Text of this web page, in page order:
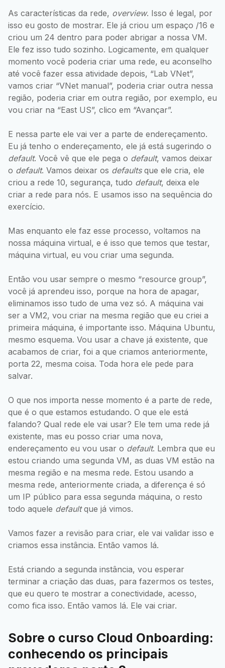
As características da rede, overview. Isso é legal, por
isso eu gosto de mostrar. Ele já criou um espaço /16 e
criou um 24 dentro para poder abrigar a nossa VM.
Ele fez isso tudo sozinho. Logicamente, em qualquer
momento você poderia criar uma rede, eu aconselho
até você fazer essa atividade depois, “Lab VNet”,
vamos criar “VNet manual”, poderia criar outra nessa
região, poderia criar em outra região, por exemplo, eu
vou criar na “East US”, clico em “Avançar”.
E nessa parte ele vai ver a parte de endereçamento.
Eu já tenho o endereçamento, ele já está sugerindo o
default. Você vê que ele pega o default, vamos deixar
o default. Vamos deixar os defaultsque ele cria, ele
criou a rede 10, segurança, tudo default, deixa ele
criar a rede para nós. E usamos isso na sequência do
exercício.
Mas enquanto ele faz esse processo, voltamos na
nossa máquina virtual, e é isso que temos que testar,
máquina virtual, eu vou criar uma segunda.
Então vou usar sempre o mesmo “resource group”,
você já aprendeu isso, porque na hora de apagar,
eliminamos isso tudo de uma vez só. A máquina vai
ser a VM2, vou criar na mesma região que eu criei a
primeira máquina, é importante isso. Máquina Ubuntu,
mesmo esquema. Vou usar a chave já existente, que
acabamos de criar, foi a que criamos anteriormente,
porta 22, mesma coisa. Toda hora ele pede para
salvar.
O que nos importa nesse momento é a parte de rede,
que é o que estamos estudando. O que ele está
falando? Qual rede ele vai usar? Ele tem uma rede já
existente, mas eu posso criar uma nova,
endereçamento eu vou usar o default. Lembra que eu
estou criando uma segunda VM, as duas VM estão na
mesma região e na mesma rede. Estou usando a
mesma rede, anteriormente criada, a diferença é só
um IP público para essa segunda máquina, o resto
todo aquele defaultque já vimos.
Vamos fazer a revisão para criar, ele vai validar isso e
criamos essa instância. Então vamos lá.
Está criando a segunda instância, vou esperar
terminar a criação das duas, para fazermos os testes,
que eu quero te mostrar a conectividade, acesso,
como fica isso. Então vamos lá. Ele vai criar.
Sobre o curso Cloud Onboarding:
conhecendo os principais